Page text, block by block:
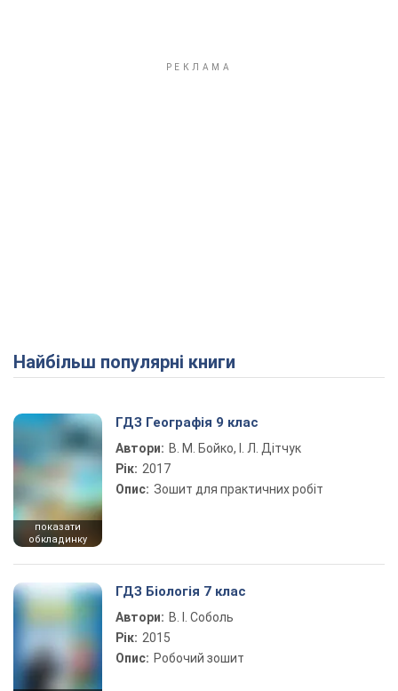
Найбільш популярні книги
показати
обкладинку
ГДЗ Географія 9 клас
Автори: В. М. Бойко, І. Л. Дітчук
Рік: 2017
Опис: Зошит для практичних робіт
ГДЗ Біологія 7 клас
Автори: В. І. Соболь
Рік: 2015
Опис: Робочий зошит